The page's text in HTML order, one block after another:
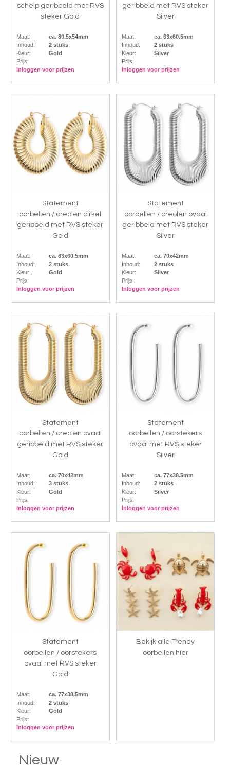
schelp geribbeld met RVS
steker Gold
Maat:
ca. 80.5x54mm
Inhoud:
2 stuks
Kleur:
Gold
Prijs:
Inloggen voor prijzen
geribbeld met RVS steker
Silver
Maat:
ca. 63x60.5mm
Inhoud:
2 stuks
Kleur:
Silver
Prijs:
Inloggen voor prijzen
Statement
oorbellen / creolen cirkel
geribbeld met RVS steker
Gold
Maat:
ca. 63x60.5mm
Inhoud:
2 stuks
Kleur:
Gold
Prijs:
Inloggen voor prijzen
Statement
oorbellen / creolen ovaal
geribbeld met RVS steker
Silver
Maat:
ca. 70x42mm
Inhoud:
2 stuks
Kleur:
Silver
Prijs:
Inloggen voor prijzen
Statement
oorbellen / creolen ovaal
geribbeld met RVS steker
Gold
Maat:
ca. 70x42mm
Inhoud:
3 stuks
Kleur:
Gold
Prijs:
Inloggen voor prijzen
Statement
oorbellen / oorstekers
ovaal met RVS steker
Silver
Maat:
ca. 77x38.5mm
Inhoud:
2 stuks
Kleur:
Silver
Prijs:
Inloggen voor prijzen
Statement
oorbellen / oorstekers
ovaal met RVS steker
Gold
Maat:
ca. 77x38.5mm
Inhoud:
2 stuks
Kleur:
Gold
Prijs:
Inloggen voor prijzen
Bekijk alle Trendy
oorbellen hier
Nieuw